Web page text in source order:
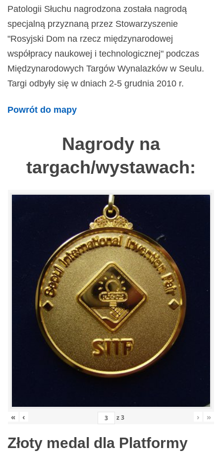
Patologii Słuchu nagrodzona została nagrodą
specjalną przyznaną przez Stowarzyszenie
"Rosyjski Dom na rzecz międzynarodowej
współpracy naukowej i technologicznej" podczas
Międzynarodowych Targów Wynalazków w Seulu.
Targi odbyły się w dniach 2-5 grudnia 2010 r.
Powrót do mapy
Nagrody na
targach/wystawach:
« ‹ z3 › »
Złoty medal dla Platformy